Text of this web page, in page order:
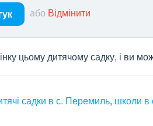
або Відмінити
цьому дитячому садку, і ви
садки в с. Перемиль, школи в